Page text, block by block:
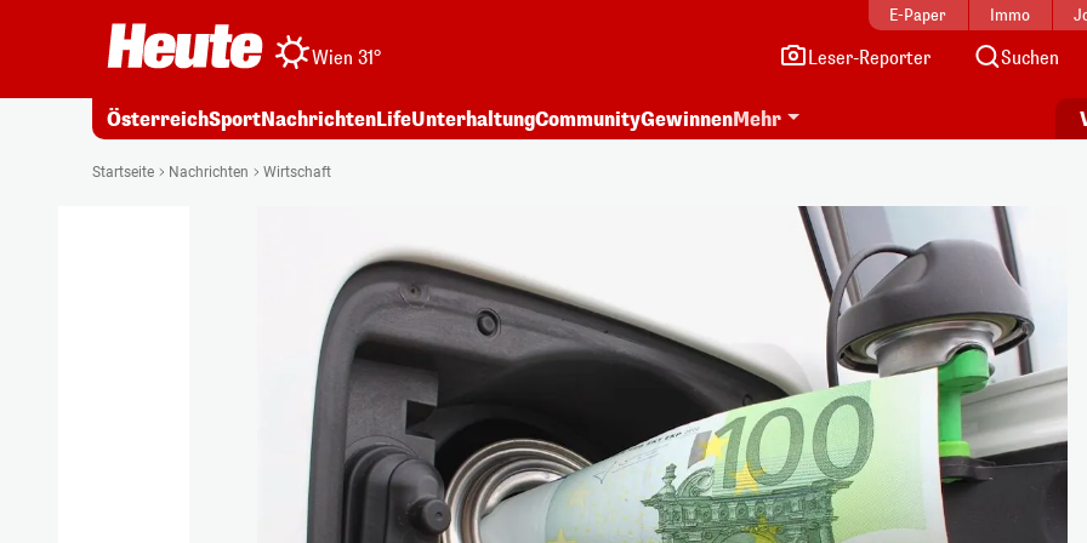
E-Paper Immo
Wien 31° Leser-Reporter Suchen
ÖsterreichSportNachrichtenLifeUnterhaltungCommunityGewinnenMehr
Startseite Nachrichten Wirtschaft